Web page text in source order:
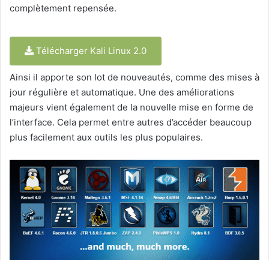
complètement repensée.
Télécharger Kali Linux 2.0
Ainsi il apporte son lot de nouveautés, comme des mises à
jour régulière et automatique. Une des améliorations
majeurs vient également de la nouvelle mise en forme de
l’interface. Cela permet entre autres d’accéder beaucoup
plus facilement aux outils les plus populaires.